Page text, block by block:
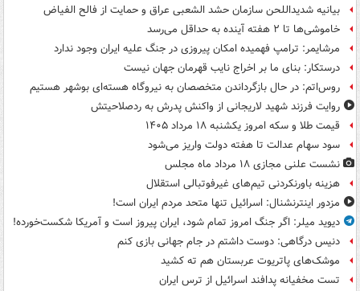
بیانیه شدیداللحن سازمان حشد الشعبی عراق و حمایت از فالح الفیاض
خاموشی‌ها تا ۲ هفته آینده به حداقل می‌رسد
مرشایمر: ترامپ فهمیده امکان پیروزی در جنگ علیه ایران وجود ندارد
درستکار: بنای ما بر اخراج نایب قهرمان جهان نیست
روس‌اتم: در حال بازگرداندن متخصصان به نیروگاه هسته‌ای بوشهر هستیم
روایت فرزند شهید لاریجانی از واکنش پدرش به ردصلاحیتش
قیمت طلا و سکه امروز یکشنبه ۱۸ مرداد ۱۴۰۵
سود سهام عدالت تا هفته دولت واریز می‌شود
نشست علنی مجازی ۱۸ مرداد ماه مجلس
هزینه باورنکردنی تیم‌های غیرفوتبالی استقلال
مزدور اینترنشنال: اسرائیل تنها متحد مردم ایران است!
دیوید میلر: اگر جنگ امروز تمام شود، ایران پیروز است و آمریکا شکست‌خورده!
دنیس درگاهی: دوست داشتم در جام جهانی بازی کنم
موشک‌های پاتریوت عربستان هم ته‌ کشید
تست مخفیانه پدافند اسرائیل از ترس ایران